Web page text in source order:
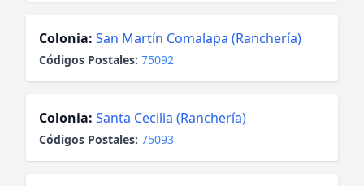
Colonia: San Martín Comalapa (Ranchería)
Códigos Postales: 75092
Colonia: Santa Cecilia (Ranchería)
Códigos Postales: 75093